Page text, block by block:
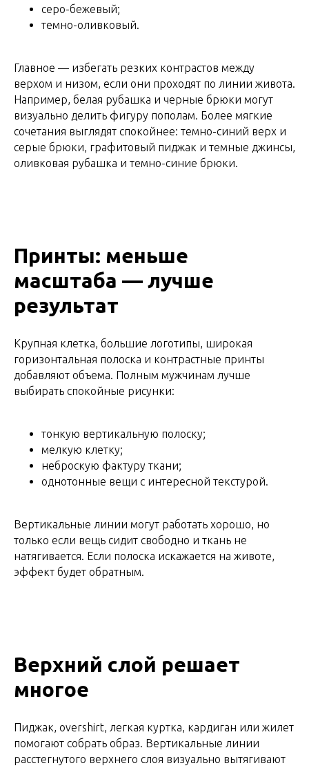
серо-бежевый;
темно-оливковый.
Главное — избегать резких контрастов между
верхом и низом, если они проходят по линии живота.
Например, белая рубашка и черные брюки могут
визуально делить фигуру пополам. Более мягкие
сочетания выглядят спокойнее: темно-синий верх и
серые брюки, графитовый пиджак и темные джинсы,
оливковая рубашка и темно-синие брюки.
Принты: меньше
масштаба — лучше
результат
Крупная клетка, большие логотипы, широкая
горизонтальная полоска и контрастные принты
добавляют объема. Полным мужчинам лучше
выбирать спокойные рисунки:
тонкую вертикальную полоску;
мелкую клетку;
неброскую фактуру ткани;
однотонные вещи с интересной текстурой.
Вертикальные линии могут работать хорошо, но
только если вещь сидит свободно и ткань не
натягивается. Если полоска искажается на животе,
эффект будет обратным.
Верхний слой решает
многое
Пиджак, overshirt, легкая куртка, кардиган или жилет
помогают собрать образ. Вертикальные линии
расстегнутого верхнего слоя визуально вытягивают